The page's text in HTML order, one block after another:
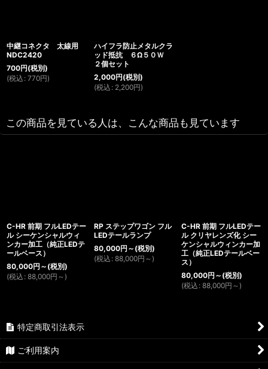
中継コネクタ 太線用
NDC2420
700円(税別)
(税込 : 770円)
ハイフラ防止メタルクラ
ッド抵抗 ６Ω５０Ｗ
２個セット
2,000円(税別)
(税込 : 2,200円)
この商品を見ている人は、こんな商品も見ています
C-HR 前期 フルLEDテー
ル シーケンシャルウィ
ンカー加工（純正LEDテ
ールベース）
80,000円 ～ (税別)
(税込 : 88,000円 ～)
RP ステップワゴン フル
LEDテールランプ
80,000円 ～ (税別)
(税込 : 88,000円 ～)
C-HR 前期 フルLEDテー
ル クリヤレンズ化 シー
ケンシャルウィンカー加
工（純正LEDテールベー
ス）
80,000円 ～ (税別)
(税込 : 88,000円 ～)
特定商取引法表示
ご利用案内